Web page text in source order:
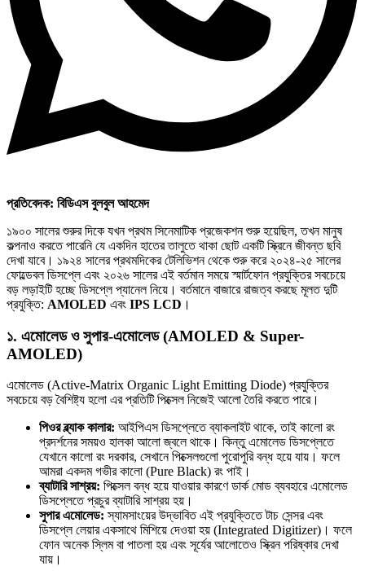
প্রতিবেদক: বিডিএস বুলবুল আহমেদ
১৯০০ সালের শুরুর দিকে যখন প্রথম সিনেমাটিক প্রজেকশন শুরু হয়েছিল, তখন মানুষ
কল্পনাও করতে পারেনি যে একদিন হাতের তালুতে থাকা ছোট একটি স্ক্রিনে জীবন্ত ছবি
দেখা যাবে। ১৯২৪ সালের প্রথমদিকের টেলিভিশন থেকে শুরু করে ২০২৪-২৫ সালের
ফোল্ডেবল ডিসপ্লে এবং ২০২৬ সালের এই বর্তমান সময়ে স্মার্টফোন প্রযুক্তির সবচেয়ে
বড় লড়াইটি হচ্ছে ডিসপ্লে প্যানেল নিয়ে। বর্তমানে বাজারে রাজত্ব করছে মূলত দুটি
প্রযুক্তি: AMOLED এবং IPS LCD ।
১. এমোলেড ও সুপার-এমোলেড (AMOLED & Super-
AMOLED)
এমোলেড (Active-Matrix Organic Light Emitting Diode) প্রযুক্তির
সবচেয়ে বড় বৈশিষ্ট্য হলো এর প্রতিটি পিক্সেল নিজেই আলো তৈরি করতে পারে।
পিওর ব্ল্যাক কালার: আইপিএস ডিসপ্লেতে ব্যাকলাইট থাকে, তাই কালো রং
প্রদর্শনের সময়ও হালকা আলো জ্বলে থাকে। কিন্তু এমোলেড ডিসপ্লেতে
যেখানে কালো রং দরকার, সেখানে পিক্সেলগুলো পুরোপুরি বন্ধ হয়ে যায়। ফলে
আমরা একদম গভীর কালো (Pure Black) রং পাই।
ব্যাটারি সাশ্রয়: পিক্সেল বন্ধ হয়ে যাওয়ার কারণে ডার্ক মোড ব্যবহারে এমোলেড
ডিসপ্লেতে প্রচুর ব্যাটারি সাশ্রয় হয়।
সুপার এমোলেড: স্যামসাংয়ের উদ্ভাবিত এই প্রযুক্তিতে টাচ সেন্সর এবং
ডিসপ্লে লেয়ার একসাথে মিশিয়ে দেওয়া হয় (Integrated Digitizer)। ফলে
ফোন অনেক স্লিম বা পাতলা হয় এবং সূর্যের আলোতেও স্ক্রিন পরিষ্কার দেখা
যায়।